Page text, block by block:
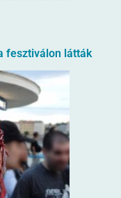
fesztiválon látták